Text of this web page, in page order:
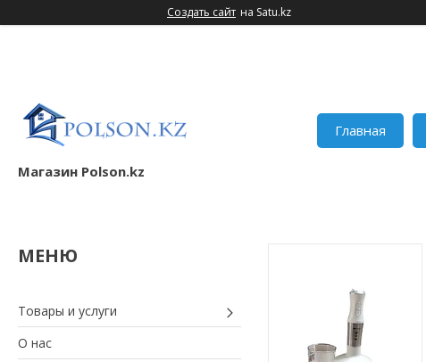
Создать сайт на Satu.kz
Магазин Polson.kz
Главная
Товары и услуги
О нас